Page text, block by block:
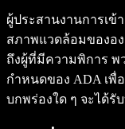
ผู้ประสานงานการเ
สภาพแวดล้อมของอ
ถึงผู้ที่มีความพิการ
กำหนดของ ADA เพื่
บกพร่องใด ๆ จะได้รั